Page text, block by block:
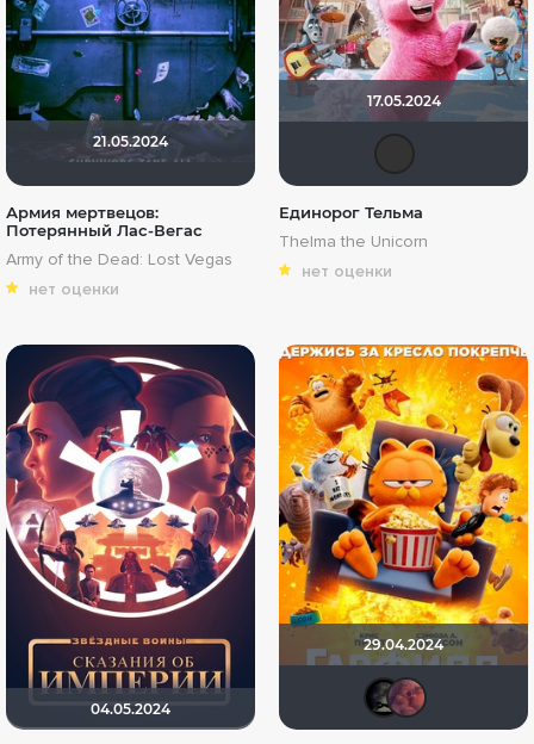
21.05.2024
Армия мертвецов:
Потерянный Лас-Вегас
Army of the Dead: Lost Vegas
нет оценки
17.05.2024
Единорог Тельма
Thelma the Unicorn
нет оценки
04.05.2024
29.04.2024